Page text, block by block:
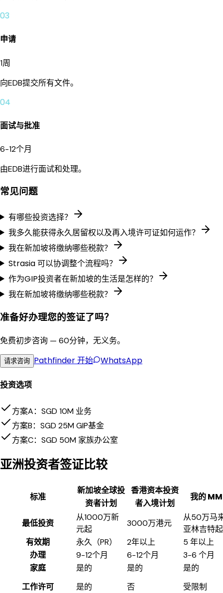
03
申请
1周
向EDB提交所有文件。
04
面试与批准
6-12个月
由EDB进行面试和处理。
常见问题
有哪些投资选择？
我多久能获得永久居留权以及再入境许可证如何运作？
我在新加坡将缴纳哪些税款？
Strasia 可以协调整个流程吗？
作为GIP投资者在新加坡的生活是怎样的？
我在新加坡将缴纳哪些税款？
准备好办理您的签证了吗？
免费初步咨询 — 60分钟，无义务。
请求咨询 Pathfinder开始 WhatsApp
投资选项
方案A：SGD 10M 业务
方案B：SGD 25M GIP基金
方案C：SGD 50M 家族办公室
亚洲投资者签证比较
标准
新加坡全球投
资者计划
香港资本投资
者入境计划
我的
最低投资
从1000万新
元起
3000万港元
从50万马
亚林吉特起
有效期
永久（PR） 2年以上
5 年以上
办理
9-12个月 6-12个月
3-6 个月
家庭
是的 是的
是的
工作许可
是的 否
受限制